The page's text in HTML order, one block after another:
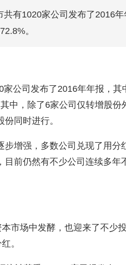
济安金信：中国基金市场
有1020家公司发布了2016
。
公司发布了2016年年报，其
中，除了6家公司仅转增股份
同时进行。
步增强，多数公司兑现了用分
前仍然有不少公司连续多年
市场中发酵，也迎来了不少
。